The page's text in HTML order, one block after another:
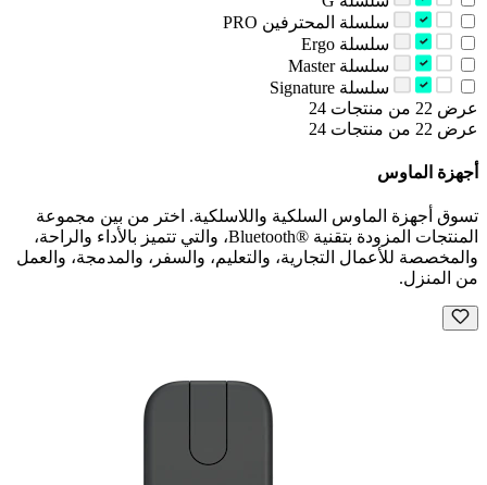
عرض 22 من منتجات 24
عرض 22 من منتجات 24
أجهزة الماوس
تسوق أجهزة الماوس السلكية واللاسلكية. اختر من بين مجموعة
المنتجات المزودة بتقنية Bluetooth®‎، والتي تتميز بالأداء والراحة،
والمخصصة للأعمال التجارية، والتعليم، والسفر، والمدمجة، والعمل
من المنزل.